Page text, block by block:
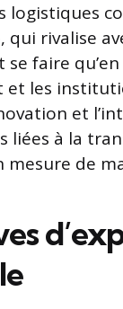
logistiques
qui rivalise
faire
et les
et
liées à la
mesure de